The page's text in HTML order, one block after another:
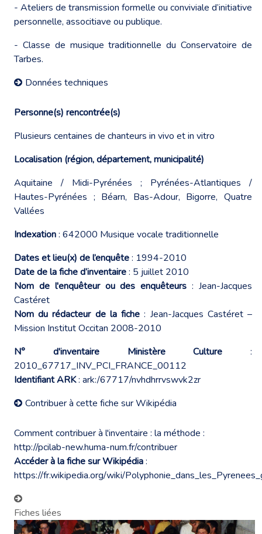
- Ateliers de transmission formelle ou conviviale d’initiative
personnelle, associtiave ou publique.
- Classe de musique traditionnelle du Conservatoire de
Tarbes.
Données techniques
Personne(s) rencontrée(s)
Plusieurs centaines de chanteurs in vivo et in vitro
Localisation (région, département, municipalité)
Aquitaine / Midi-Pyrénées ; Pyrénées-Atlantiques /
Hautes-Pyrénées ; Béarn, Bas-Adour, Bigorre, Quatre
Vallées
Indexation: 642000 Musique vocale traditionnelle
Dates et lieu(x) de l’enquête: 1994-2010
Date de la fiche d’inventaire: 5 juillet 2010
Nom de l'enquêteur ou des enquêteurs : Jean-Jacques
Castéret
Nom du rédacteur de la fiche : Jean-Jacques Castéret –
Mission Institut Occitan 2008-2010
N° d'inventaire Ministère Culture :
2010_67717_INV_PCI_FRANCE_00112
Identifiant ARK: ark:/67717/nvhdhrrvswvk2zr
Contribuer à cette fiche sur Wikipédia
Comment contribuer à l'inventaire : la méthode :
http://pcilab-new.huma-num.fr/contribuer
Accéder à la fiche sur Wikipédia:
https://fr.wikipedia.org/wiki/
Fiches liées